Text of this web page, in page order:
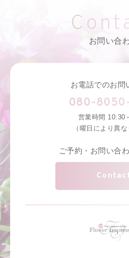
お問い合
お電話でのお問
080-
営業時間 10:30
（曜日により異な
ご予約・お問い合